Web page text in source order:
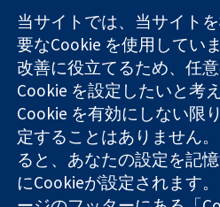
信頼できるエビ
デンスと
情報に基づく意
思決定により
健康のさらなる
向上へ
11-13
Square
London
W1G 0AN
United
当サイトでは、当サイト
要なCookie を使用してい
改善に役立てるため、任
Cookie を設定したいと考
Cookie を有効にしない限
定することはありません
ると、あなたの設定を記
にCookieが設定されます